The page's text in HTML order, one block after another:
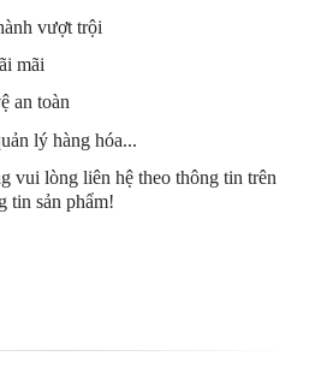
vượt trội
mãi
an toàn
lý hàng hóa...
vui lòng liên hệ theo thông tin trên
tin sản phẩm!